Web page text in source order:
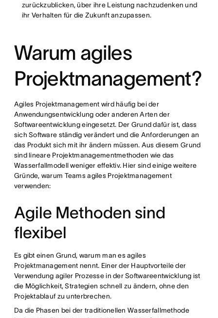
zurückzublicken, über ihre Leistung nachzudenken und
ihr Verhalten für die Zukunft anzupassen.
Warum agiles
Projektmanagement?
Agiles Projektmanagement wird häufig bei der
Anwendungsentwicklung oder anderen Arten der
Softwareentwicklung eingesetzt. Der Grund dafür ist, dass
sich Software ständig verändert und die Anforderungen an
das Produkt sich mit ihr ändern müssen. Aus diesem Grund
sind lineare Projektmanagementmethoden wie das
Wasserfallmodell weniger effektiv. Hier sind einige weitere
Gründe, warum Teams agiles Projektmanagement
verwenden:
Agile Methoden sind
flexibel
Es gibt einen Grund, warum man es agiles
Projektmanagement nennt. Einer der Hauptvorteile der
Verwendung agiler Prozesse in der Softwareentwicklung ist
die Möglichkeit, Strategien schnell zu ändern, ohne den
Projektablauf zu unterbrechen.
Da die Phasen bei der traditionellen Wasserfallmethode